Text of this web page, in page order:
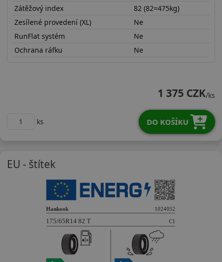
Zátěžový index
82 (82=475kg)
Zesílené provedení (XL)
Ne
RunFlat systém
Ne
Ochrana ráfku
Ne
1 375 CZK/ks
ks DO KOŠÍKU
EU - štítek